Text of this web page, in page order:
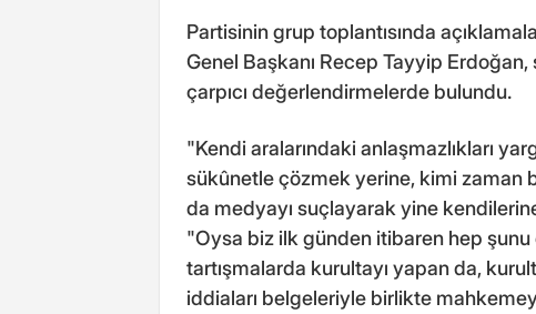
Partisinin grup toplantısında
Genel Başkanı Recep Tayyip
çarpıcı değerlendirmelerde bulundu.
"Kendi aralarındaki anlaşmazlıkları
sükûnetle çözmek yerine, kimi zaman
da medyayı suçlayarak yine
"Oysa biz ilk günden itibaren hep
tartışmalarda kurultayı yapan da,
iddiaları belgeleriyle birlikte